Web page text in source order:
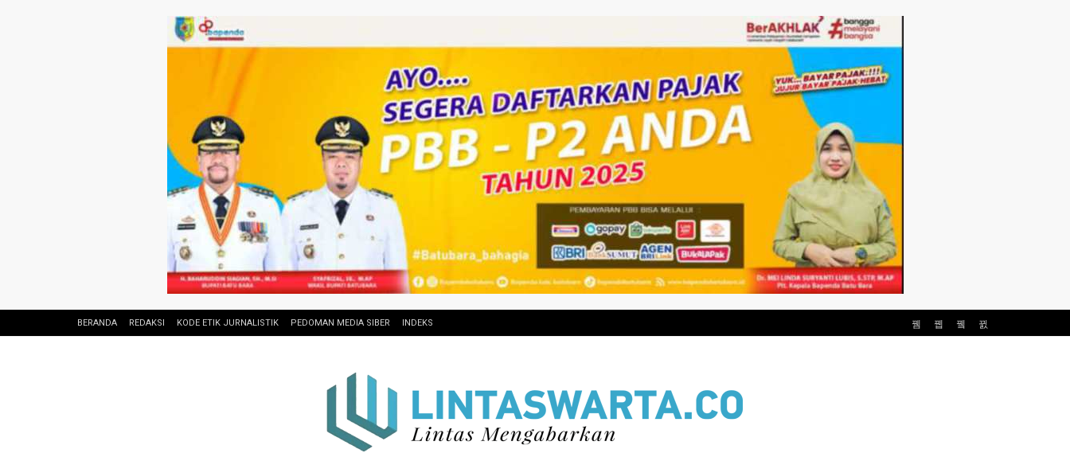
BERANDA REDAKSI KODE ETIK JURNALISTIK PEDOMAN MEDIA SIBER INDEKS